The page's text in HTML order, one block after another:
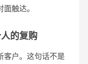
触达。
的复购
客户。这句话不是